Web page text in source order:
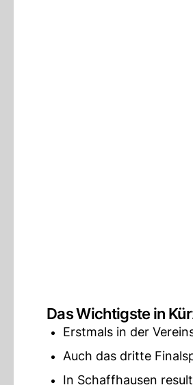
Das Wichtigste in
Erstmals in der
Auch das dritte
In Schaffhausen